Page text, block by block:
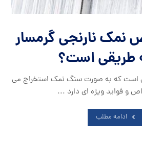
نارنجی گرمسار
طریقی است؟
است که به صورت سنگ نمک استخراج می
و فواید ویژه ای دارد ...
ادامه مطلب